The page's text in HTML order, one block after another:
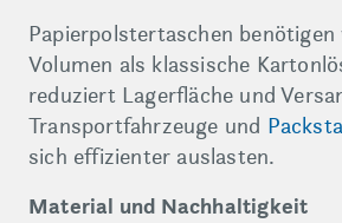
Papierpolstertaschen benötigen
Volumen als klassische
reduziert Lagerfläche und
Transportfahrzeuge und
sich effizienter auslasten.
Material und Nachhaltigkeit